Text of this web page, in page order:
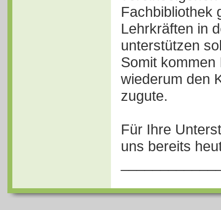
Fachbibliothek
Lehrkräften in
unterstützen
Somit kommen
wiederum den
zugute.
Für Ihre
uns bereits